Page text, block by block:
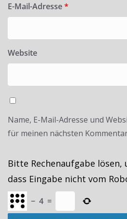
E-Mail-Adresse*
Website
Name, E-Mail-Adresse und
für meinen nächsten
Bitte Rechenaufgabe
dass Eingabe nicht vom
− 4 =